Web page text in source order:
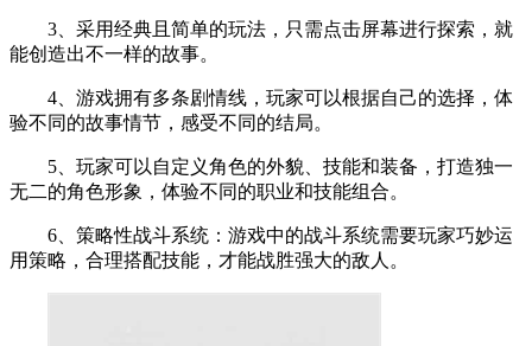
3、采用经典且简单的玩法，只需点击屏幕进行探索，就
能创造出不一样的故事。
4、游戏拥有多条剧情线，玩家可以根据自己的选择，体
验不同的故事情节，感受不同的结局。
5、玩家可以自定义角色的外貌、技能和装备，打造独一
无二的角色形象，体验不同的职业和技能组合。
6、策略性战斗系统：游戏中的战斗系统需要玩家巧妙运
用策略，合理搭配技能，才能战胜强大的敌人。